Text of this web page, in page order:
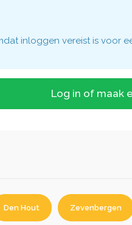
inloggen vereist is voor
Log in of maak
Den Hout Zevenbergen